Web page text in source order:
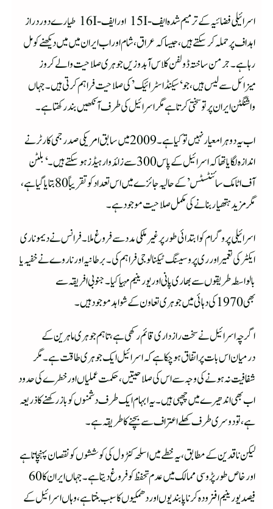
اسرائیلی فضائیہ کے ترمیم شدہ ایف-15I اور ایف-16I طیارے دور دراز
اہداف پر حملہ کر سکتے ہیں، جیسا کہ عراق، شام اور اب ایران میں میں دیکھنے کو مل
رہا ہے۔ جرمن ساختہ ڈولفن کلاس آبدوزیں جوہری صلاحیت والے کروز
میزائل سے لیس ہیں، جو ‘سیکنڈ اسٹرائیک’ کی صلاحیت فراہم کرتی ہیں۔ جہاں
واشنگٹن ایران پر تو سختی کرتا ہے مگر اسرائیل کی طرف آنکھیں بند رکھتا ہے۔
اب یہ دوہرا معیار نہیں تو کیا ہے۔ 2009 میں سابق امریکی صدر جمی کارٹر نے
اندازہ لگایا تھا کہ اسرائیل کے پاس 300 سے زائد وار ہیڈز ہو سکتے ہیں۔ ‘بلٹن
آف اٹامک سائنٹسٹس’کے حالیہ جائزے میں اس تعداد کو تقریباً 80 بتایا گیا ہے،
مگر مزید ہتھیار بنانے کی مکمل صلاحیت موجود ہے۔
اسرائیلی پروگرام کو ابتدائی طور پر غیر ملکی مدد سے فروغ ملا۔ فرانس نے دیمونا ری
ایکٹر کی تعمیر اور ری پروسیسنگ ٹیکنالوجی فراہم کی۔ برطانیہ اور ناروے نے خفیہ یا
بالواسطہ طریقوں سے بھاری پانی اور یورینیم مہیا کیا۔ جنوبی افریقہ سے
بھی 1970 کی دہائی میں جوہری تعاون کے شواہد موجود ہیں۔
اگرچہ اسرائیل نے سخت رازداری قائم رکھی ہے، تاہم جوہری ماہرین کے
درمیان اس بات پر اتفاق ہو چکا ہے کہ اسرائیل ایک جوہری طاقت ہے۔ مگر
شفافیت نہ ہونے کی وجہ سے اس کی صلاحیتیں، حکمت عملیاں اور خطرے کی حدود
اب بھی اندھیرے میں چھپی ہیں۔یہ ابہام ایک طرف دشمنوں کو باز رکھنے کا ذریعہ
ہے، تو دوسری طرف کھلے اعتراف سے بچنے کا طریقہ ہے۔
لیکن ناقدین کے مطابق، یہ خطے میں اسلحہ کنٹرول کی کوششوں کو نقصان پہنچاتا ہے
اور خاص طور پڑوسی ممالک میں عدم تحفظ کو فروغ دیتا ہے۔ جہاں ایران کا 60
فیصد یورینیم افزودہ کرنا پابندیوں اور دھمکیوں کا سبب بنتا ہے، وہاں اسرائیل کے